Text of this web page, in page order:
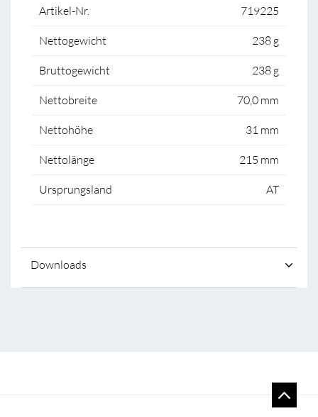
Artikel-Nr. 719225
Nettogewicht 238 g
Bruttogewicht 238 g
Nettobreite 70,0 mm
Nettohöhe 31 mm
Nettolänge 215 mm
Ursprungsland AT
Downloads